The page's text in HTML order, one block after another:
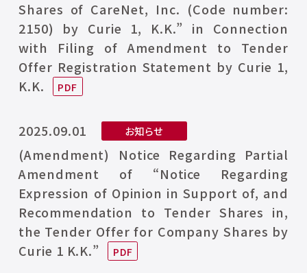
Shares of CareNet, Inc. (Code number:
2150) by Curie 1, K.K.” in Connection
with Filing of Amendment to Tender
Offer Registration Statement by Curie 1,
K.K.
2025.09.01 お知らせ
(Amendment) Notice Regarding Partial
Amendment of “Notice Regarding
Expression of Opinion in Support of, and
Recommendation to Tender Shares in,
the Tender Offer for Company Shares by
Curie 1 K.K.”